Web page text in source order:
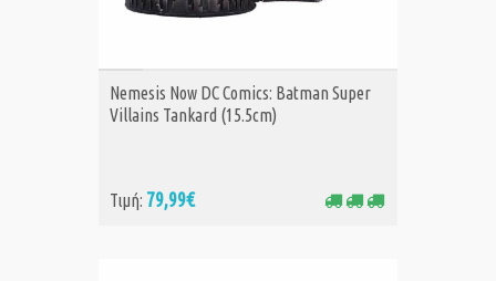
ΑΓΟΡΑ
Nemesis Now DC Comics: Batman Super
Villains Tankard (15.5cm)
Τιμή: 79,99€